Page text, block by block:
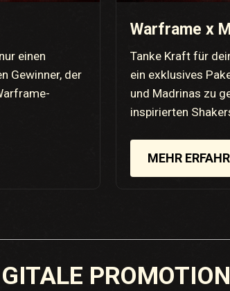
einen
Gewinner, der
Warframe x
Tanke Kraft für
ein exklusives
und Madrinas zu
inspirierten
MEHR